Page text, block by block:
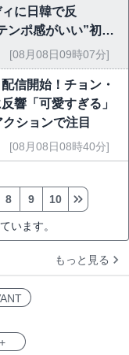
に日韓で反
ンポ感がいい”初回
[08月08日09時07分]
信開始！チョン・
響「可愛すぎる」
ションで注目
[08月08日08時40分]
います。
8 9 10
もっと見る